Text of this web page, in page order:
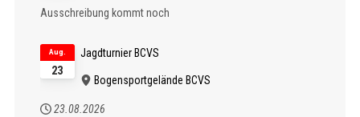
Ausschreibung kommt noch
23
Aug. Jagdturnier BCVS
Bogensportgelände BCVS
23.08.2026